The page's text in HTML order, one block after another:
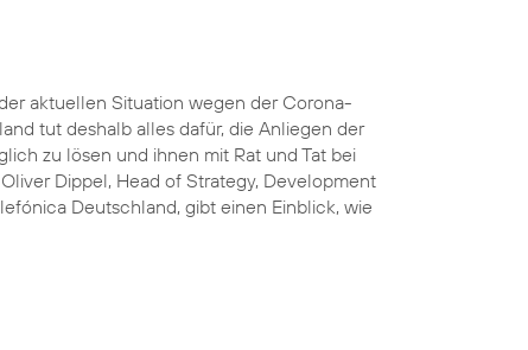
aktuellen Situation wegen der Corona-
tut deshalb alles dafür, die Anliegen der
zu lösen und ihnen mit Rat und Tat bei
Dippel, Head of Strategy, Development
Deutschland, gibt einen Einblick, wie